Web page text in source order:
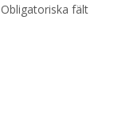
Obligatoriska fält